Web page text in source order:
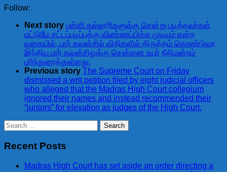
Follow:
Next story பள்ளி கல்லூரிகளுக்கு சென்று படித்தவர்கள்
மட்டுமே சட்டப்படிப்புக்கு விண்ணப்பிக்க முடியும் என்ற
வகையில், பார் கவுன்சில் விதிகளில் திருத்தம் கொண்டுவர
இந்திய பார் கவுன்சிலுக்கு சென்னை உயர் நீதிமன்றம்
பரிந்துரைத்துள்ளது.
Previous story The Supreme Court on Friday
dismissed a writ petition filed by eight judicial officers
who alleged that the Madras High Court collegium
ignored their names and instead recommended their
“juniors” for elevation as judges of the High Court.
Search
for:
Recent Posts
Madras High Court has set aside an order directing a